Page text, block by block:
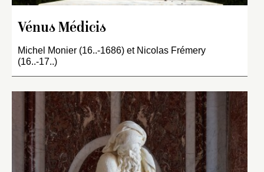
Vénus Médicis
Michel Monier (16..-1686) et Nicolas Frémery
(16..-17..)